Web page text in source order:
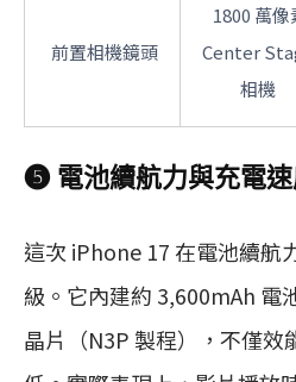
前置相機鏡頭
1800 萬像
Center
相機
❺ 電池續航力與充電
這次 iPhone 17 在電池續航
級。它內建約 3,600mAh 電
晶片（N3P 製程），不僅效